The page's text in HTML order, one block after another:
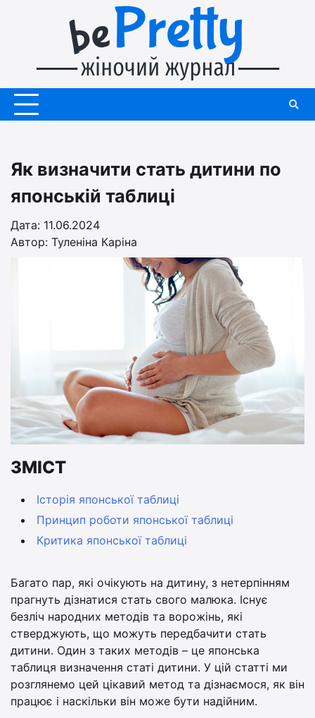
Як визначити стать дитини по
японській таблиці
Дата: 11.06.2024
Автор: Туленіна Каріна
ЗМІСТ
Історія японської таблиці
Принцип роботи японської таблиці
Критика японської таблиці
Багато пар, які очікують на дитину, з нетерпінням
прагнуть дізнатися стать свого малюка. Існує
безліч народних методів та ворожінь, які
стверджують, що можуть передбачити стать
дитини. Один з таких методів – це японська
таблиця визначення статі дитини. У цій статті ми
розглянемо цей цікавий метод та дізнаємося, як він
працює і наскільки він може бути надійним.